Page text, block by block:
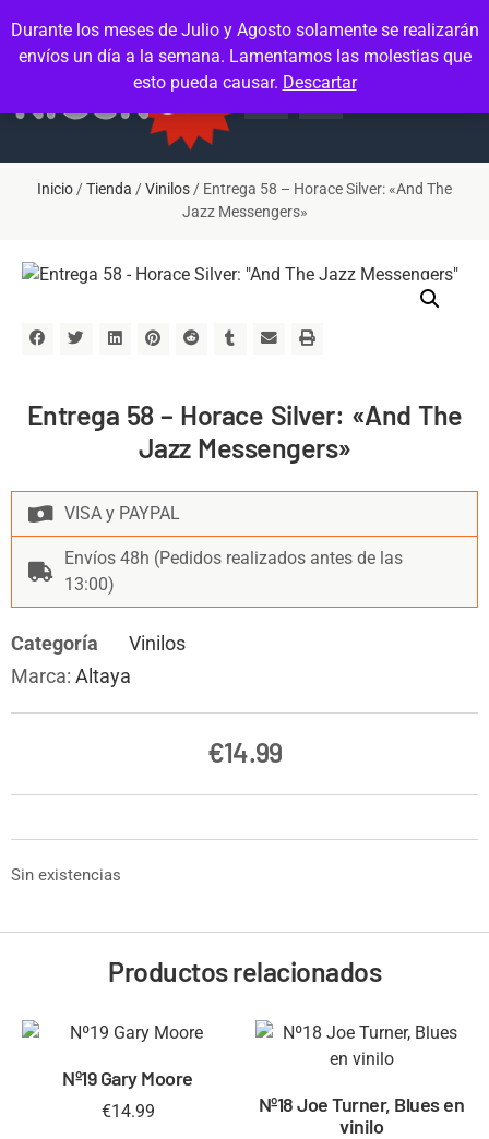
Durante los meses de Julio y Agosto solamente se realizarán
envíos un día a la semana. Lamentamos las molestias que
esto pueda causar. Descartar
Inicio /Tienda /Vinilos / Entrega 58 – Horace Silver: «And The
Jazz Messengers»
Entrega 58 – Horace Silver: «And The
Jazz Messengers»
VISA y PAYPAL
Envíos 48h (Pedidos realizados antes de las
13:00)
Categoría
Vinilos
Marca: Altaya
€14.99
Sin existencias
Productos relacionados
Nº19 Gary Moore
€14.99
Nº18 Joe Turner, Blues en
vinilo